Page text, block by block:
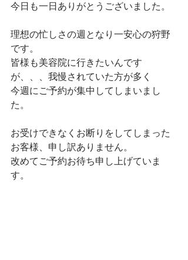
今日も一日ありがとうございました。
理想の忙しさの週となり一安心の狩野
です。
皆様も美容院に行きたいんです
が、、、我慢されていた方が多く
今週にご予約が集中してしまいまし
た。
お受けできなくお断りをしてしまった
お客様、申し訳ありません。
改めてご予約お待ち申し上げていま
す。